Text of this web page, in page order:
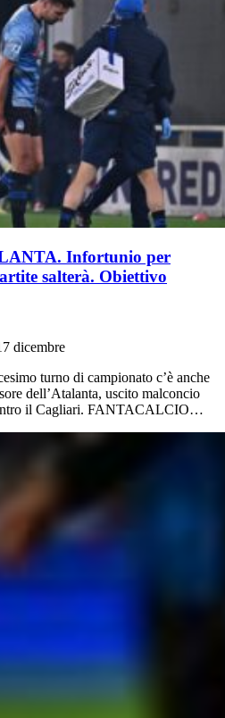
Infortunio per
salterà. Obiettivo
dicembre
turno di campionato c’è anche
dell’Atalanta, uscito malconcio
il Cagliari. FANTACALCIO…